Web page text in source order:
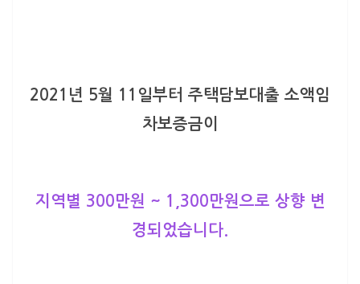
2021년 5월 11일부터 주택담보대출 소액임
차보증금이
지역별 300만원 ~ 1,300만원으로 상향 변
경되었습니다.